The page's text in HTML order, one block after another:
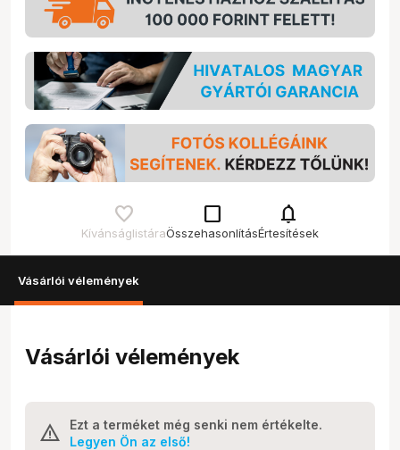
Kívánságlistára
check_box_outline_blank
Összehasonlítás
notifications
Értesítések
Vásárlói vélemények
Vásárlói vélemények
Ezt a terméket még senki nem értékelte.
Legyen Ön az első!